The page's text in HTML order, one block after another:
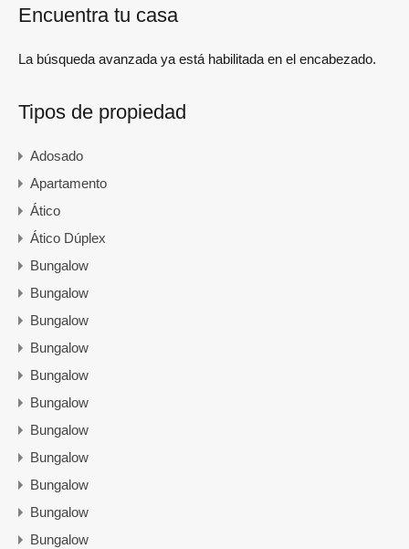
Encuentra tu casa
La búsqueda avanzada ya está habilitada en el encabezado.
Tipos de propiedad
Adosado
Apartamento
Ático
Ático Dúplex
Bungalow
Bungalow
Bungalow
Bungalow
Bungalow
Bungalow
Bungalow
Bungalow
Bungalow
Bungalow
Bungalow